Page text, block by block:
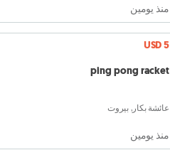
منذ يومين
USD 5
ping pong racket
عائشة بكار, بيروت
منذ يومين